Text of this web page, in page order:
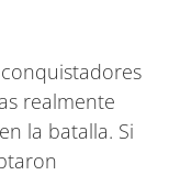
realmente
la batalla. Si